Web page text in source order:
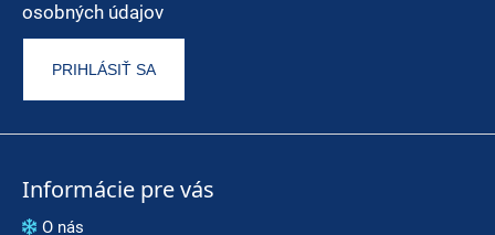
osobných údajov
PRIHLÁSIŤ SA
Informácie pre vás
O nás